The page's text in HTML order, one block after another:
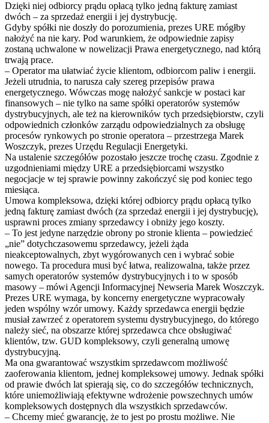
Dzięki niej odbiorcy prądu opłacą tylko jedną fakturę zamiast
dwóch – za sprzedaż energii i jej dystrybucję.
Gdyby spółki nie doszły do porozumienia, prezes URE mógłby
nałożyć na nie kary. Pod warunkiem, że odpowiednie zapisy
zostaną uchwalone w nowelizacji Prawa energetycznego, nad którą
trwają prace.
– Operator ma ułatwiać życie klientom, odbiorcom paliw i energii.
Jeżeli utrudnia, to narusza cały szereg przepisów prawa
energetycznego. Wówczas mogę nałożyć sankcje w postaci kar
finansowych – nie tylko na same spółki operatorów systemów
dystrybucyjnych, ale też na kierowników tych przedsiębiorstw, czyli
odpowiednich członków zarządu odpowiedzialnych za obsługę
procesów rynkowych po stronie operatora – przestrzega Marek
Woszczyk, prezes Urzędu Regulacji Energetyki.
Na ustalenie szczegółów pozostało jeszcze trochę czasu. Zgodnie z
uzgodnieniami między URE a przedsiębiorcami wszystko
negocjacje w tej sprawie powinny zakończyć się pod koniec tego
miesiąca.
Umowa kompleksowa, dzięki której odbiorcy prądu opłacą tylko
jedną fakturę zamiast dwóch (za sprzedaż energii i jej dystrybucję),
usprawni proces zmiany sprzedawcy i obniży jego koszty.
– To jest jedyne narzędzie obrony po stronie klienta – powiedzieć
„nie” dotychczasowemu sprzedawcy, jeżeli żąda
nieakceptowalnych, zbyt wygórowanych cen i wybrać sobie
nowego. Ta procedura musi być łatwa, realizowalna, także przez
samych operatorów systemów dystrybucyjnych i to w sposób
masowy – mówi Agencji Informacyjnej Newseria Marek Woszczyk.
Prezes URE wymaga, by koncerny energetyczne wypracowały
jeden wspólny wzór umowy. Każdy sprzedawca energii będzie
musiał zawrzeć z operatorem systemu dystrybucyjnego, do którego
należy sieć, na obszarze której sprzedawca chce obsługiwać
klientów, tzw. GUD kompleksowy, czyli generalną umowę
dystrybucyjną.
Ma ona gwarantować wszystkim sprzedawcom możliwość
zaoferowania klientom, jednej kompleksowej umowy. Jednak spółki
od prawie dwóch lat spierają się, co do szczegółów technicznych,
które uniemożliwiają efektywne wdrożenie powszechnych umów
kompleksowych dostępnych dla wszystkich sprzedawców.
– Chcemy mieć gwarancję, że to jest po prostu możliwe. Nie